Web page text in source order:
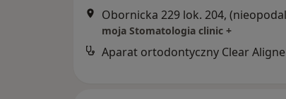
moja Stomatologia clinic +
Aparat ortodontyczny Clear